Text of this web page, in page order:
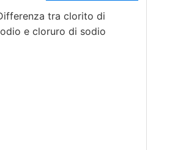
tra clorito di
e cloruro di sodio